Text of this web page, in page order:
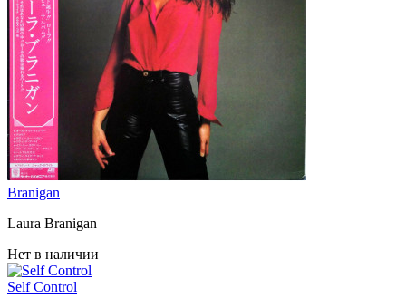
Branigan
Laura Branigan
Нет в наличии
Self Control